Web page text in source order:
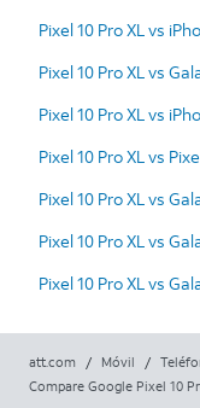
Pixel 10 Pro XL vs
Pixel 10 Pro XL vs
Pixel 10 Pro XL vs
Pixel 10 Pro XL vs
Pixel 10 Pro XL vs
Pixel 10 Pro XL vs
Pixel 10 Pro XL vs
att.com / Móvil /
Compare Google Pixel 10